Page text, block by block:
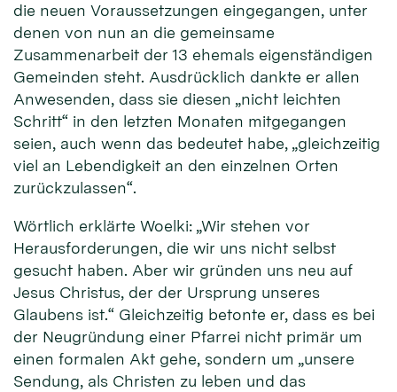
die neuen Voraussetzungen eingegangen, unter
denen von nun an die gemeinsame
Zusammenarbeit der 13 ehemals eigenständigen
Gemeinden steht. Ausdrücklich dankte er allen
Anwesenden, dass sie diesen „nicht leichten
Schritt“ in den letzten Monaten mitgegangen
seien, auch wenn das bedeutet habe, „gleichzeitig
viel an Lebendigkeit an den einzelnen Orten
zurückzulassen“.
Wörtlich erklärte Woelki: „Wir stehen vor
Herausforderungen, die wir uns nicht selbst
gesucht haben. Aber wir gründen uns neu auf
Jesus Christus, der der Ursprung unseres
Glaubens ist.“ Gleichzeitig betonte er, dass es bei
der Neugründung einer Pfarrei nicht primär um
einen formalen Akt gehe, sondern um „unsere
Sendung, als Christen zu leben und das